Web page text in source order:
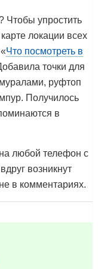
Чтобы упростить
локации всех
Что посмотреть в
точки для
руфтоп
Получилось
в
любой телефон с
возникнут
в комментариях.